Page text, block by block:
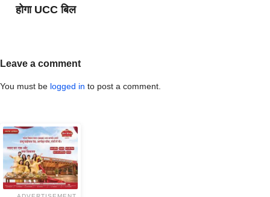
होगा UCC बिल
Leave a comment
You must be logged in to post a comment.